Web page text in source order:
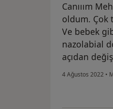
Canııım
oldum. Çok
Ve bebek
nazolabial
açıdan
4 Ağustos 2022 •